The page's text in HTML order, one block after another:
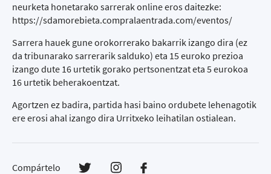
neurketa honetarako sarrerak online eros daitezke:
https://sdamorebieta.compralaentrada.com/eventos/
Sarrera hauek gune orokorrerako bakarrik izango dira (ez
da tribunarako sarrerarik salduko) eta 15 euroko prezioa
izango dute 16 urtetik gorako pertsonentzat eta 5 eurokoa
16 urtetik beherakoentzat.
Agortzen ez badira, partida hasi baino ordubete lehenagotik
ere erosi ahal izango dira Urritxeko leihatilan ostialean.
Compártelo